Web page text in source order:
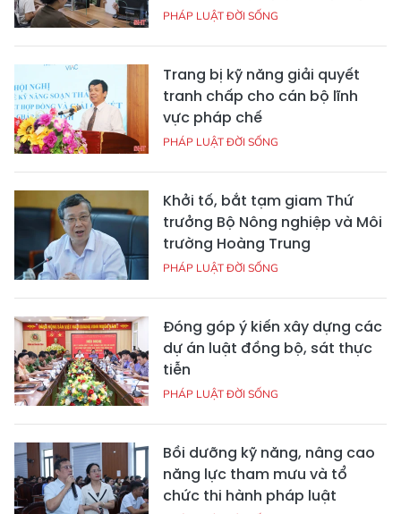
PHÁP LUẬT ĐỜI SỐNG
Trang bị kỹ năng giải quyết
tranh chấp cho cán bộ lĩnh
vực pháp chế
PHÁP LUẬT ĐỜI SỐNG
Khởi tố, bắt tạm giam Thứ
trưởng Bộ Nông nghiệp và Môi
trường Hoàng Trung
PHÁP LUẬT ĐỜI SỐNG
Đóng góp ý kiến xây dựng các
dự án luật đồng bộ, sát thực
tiễn
PHÁP LUẬT ĐỜI SỐNG
Bồi dưỡng kỹ năng, nâng cao
năng lực tham mưu và tổ
chức thi hành pháp luật